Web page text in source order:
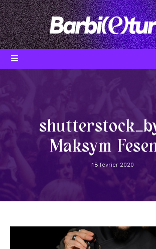
Skip
to
content
Maksym
Post
18 février 2020